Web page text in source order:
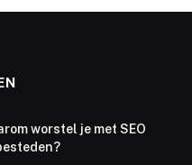
worstel je met SEO